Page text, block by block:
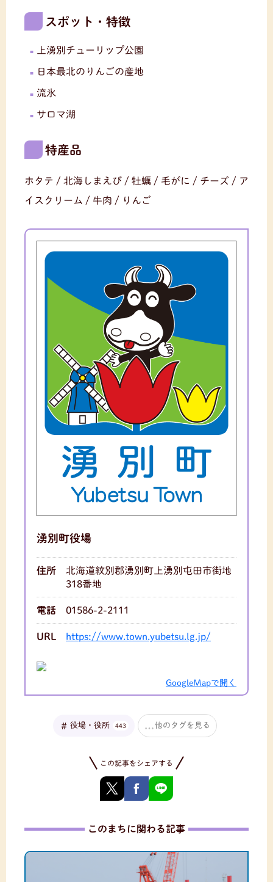
スポット・特徴
上湧別チューリップ公園
日本最北のりんごの産地
流氷
サロマ湖
特産品
ホタテ / 北海しまえび / 牡蠣 / 毛がに / チーズ / ア
イスクリーム / 牛肉 / りんご
湧別町役場
住所
北海道紋別郡湧別町上湧別屯田市街地
318番地
電話 01586-2-2111
URL https://www.town.yubetsu.lg.jp/
GoogleMapで開く
役場・役所 443 他のタグを見る
この記事をシェアする
このまちに関わる記事